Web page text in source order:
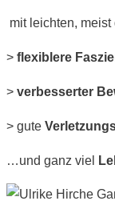
mit leichten,
> flexiblere
> verbesserter
> gute
…und ganz viel